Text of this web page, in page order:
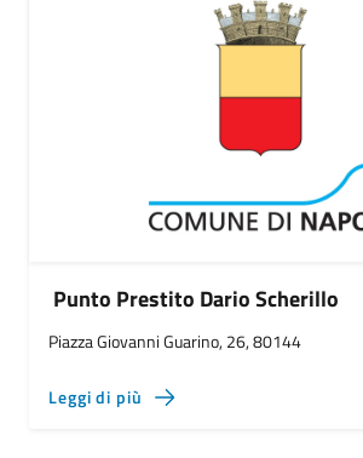
Punto Prestito Dario Scherillo
Piazza Giovanni Guarino, 26, 80144
Leggi di più